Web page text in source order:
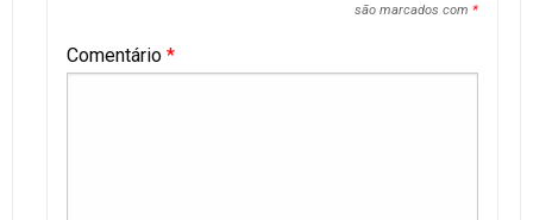
são marcados com *
Comentário *